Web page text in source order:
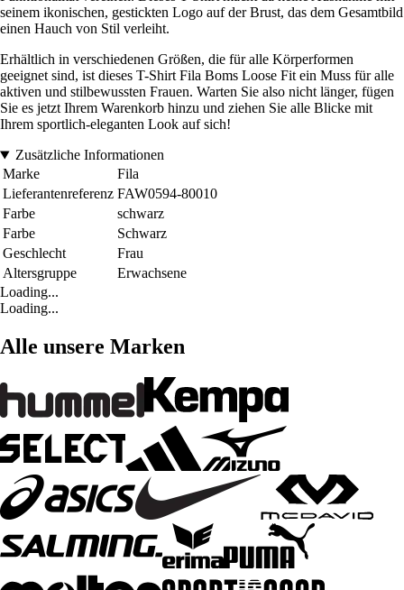
seinem ikonischen, gestickten Logo auf der Brust, das dem Gesamtbild
einen Hauch von Stil verleiht.
Erhältlich in verschiedenen Größen, die für alle Körperformen
geeignet sind, ist dieses T-Shirt Fila Boms Loose Fit ein Muss für alle
aktiven und stilbewussten Frauen. Warten Sie also nicht länger, fügen
Sie es jetzt Ihrem Warenkorb hinzu und ziehen Sie alle Blicke mit
Ihrem sportlich-eleganten Look auf sich!
Zusätzliche Informationen
Marke
Fila
Lieferantenreferenz FAW0594-80010
Farbe
schwarz
Farbe
Schwarz
Geschlecht
Frau
Altersgruppe
Erwachsene
Loading...
Loading...
Alle unsere Marken